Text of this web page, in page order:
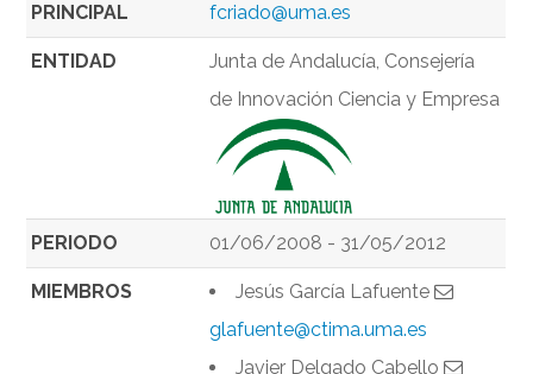
PRINCIPAL
fcriado@uma.es
ENTIDAD
Junta de Andalucía, Consejería
de Innovación Ciencia y Empresa
PERIODO 01/06/2008 - 31/05/2012
MIEMBROS
Jesús García Lafuente
glafuente@ctima.uma.es
Javier Delgado Cabello